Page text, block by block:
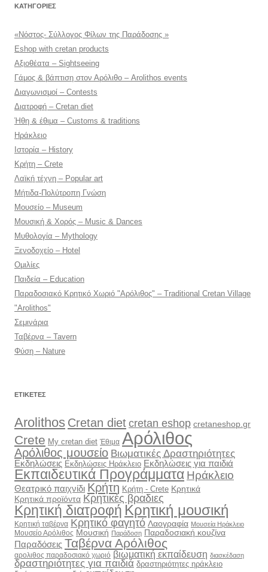
KΑΤΗΓΟΡΊΕΣ
«Νόστος- Σύλλογος Φίλων της Παράδοσης »
Eshop with cretan products
Αξιοθέατα – Sightseeing
Γάμος & βάπτιση στον Αρόλιθο – Arolithos events
Διαγωνισμοί – Contests
Διατροφή – Cretan diet
Ήθη & έθιμα – Customs & traditions
Ηράκλειο
Ιστορία – History
Κρήτη – Crete
Λαϊκή τέχνη – Popular art
Μήτιδα-Πολύτροπη Γνώση
Μουσείο – Museum
Μουσική & Χορός – Music & Dances
Μυθολογία – Mythology
Ξενοδοχείο – Hotel
Ομιλίες
Παιδεία – Education
Παραδοσιακό Κρητικό Χωριό "Αρόλιθος" – Traditional Cretan Village
"Arolithos"
Σεμινάρια
Ταβέρνα – Tavern
Φύση – Nature
ΕΤΙΚΈΤΕΣ
Arolithos Cretan dietcretan eshop cretaneshop.gr
Crete My cretan diet Έθιμα Αρόλιθος
Αρόλιθος μουσείο Βιωματικές Δραστηριότητες
Εκδηλώσεις Εκδηλώσεις Ηράκλειο Εκδηλώσεις για παιδιά
Εκπαιδευτικά Προγράμματα Ηράκλειο
Θεατρικό παιχνίδι Κρήτη Κρήτη - Crete Κρητικά
Κρητικά προϊόντα Κρητικές βραδιες
Κρητική διατροφή Κρητική μουσική
Κρητική ταβέρνα Κρητικό φαγητό Λαογραφία Μουσεία Ηράκλειο
Μουσείο Αρόλιθος Μουσική Παράδοση Παραδοσιακή κουζίνα
Παραδόσεις Ταβέρνα Αρόλιθος
αρολιθος παραδοσιακό χωριό βιωματική εκπαίδευση διασκέδαση
δραστηριότητες για παιδιά δραστηριότητες ηράκλειο